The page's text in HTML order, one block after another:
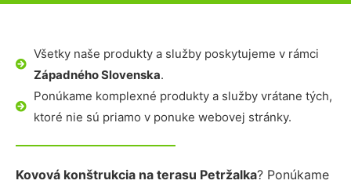
Všetky naše produkty a služby poskytujeme v rámci
Západného Slovenska.
Ponúkame komplexné produkty a služby vrátane tých,
ktoré nie sú priamo v ponuke webovej stránky.
Kovová konštrukcia na terasu Petržalka? Ponúkame